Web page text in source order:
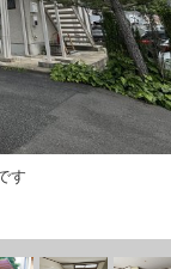
す